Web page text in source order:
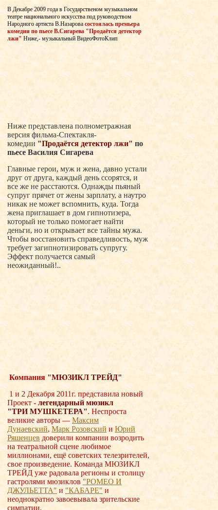
В Декабре 2009 года в Государственом музыкальном
театре национального искусства под руководством
Народного артиста В.Назарова состоялась премьера
комедии по пьесе В.Сигарева "Продаётся детектор
лжи" Ниже,- музыкальный ВидеоФотоКлип
Ниже представлена полнометражная
версия фильма-Спектакля-
комедии "Продаётся детектор лжи" по
пьесе Василия Сигарева
Главные герои, муж и жена, давно устали
друг от друга, каждый день ссорятся, и
все же не расстаются. Однажды пьяный
супруг прячет от жены зарплату, а наутро
никак не может вспомнить, куда. Тогда
жена приглашает в дом гипнотизера,
который не только помогает найти
деньги, но и открывает все тайны мужа.
Чтобы восстановить справедливость, муж
требует загипнотизировать супругу.
Эффект получается самый
неожиданный!..
Компания "МЮЗИКЛ ТРЕЙД"
1 и 2 Декабря 2011г. представила новый
Проект - легендарный мюзикл
"ТРИМУШКЕТЕРА". Неспроста
великие авторы —Максим
Дунаевский, Марк Розовский и Юрий
Ряшенцев доверили компании возродить
на театральной сцене любимое
миллионами, ещё советских телезрителей,
свое произведение. Команда МЮЗИКЛ
ТРЕЙД уже радовала регионы и столицу
гастролями мюзиклов "РОМЕО И
ДЖУЛЬЕТТА" и "КАБАРЕ" и
неоднократно завоевывала зрительские
симпатии.